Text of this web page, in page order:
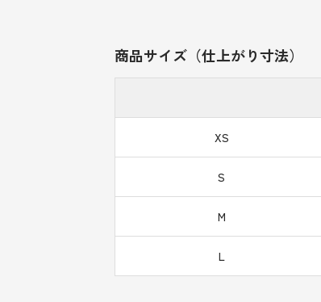
商品サイズ（仕上がり寸法）
XS
S
M
L